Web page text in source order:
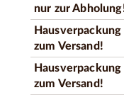
nur zur
zum Versand!
zum Versand!